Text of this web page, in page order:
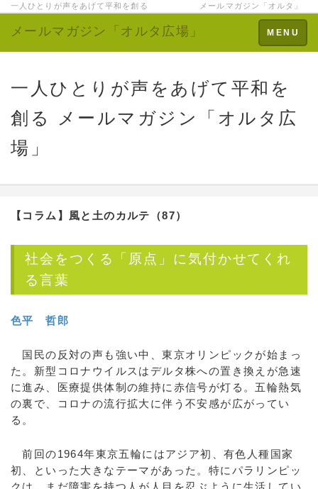
一人ひとりが声をあげて平和を創る メールマガジン「オルタ」
Toggle
navigation
MENU
メールマガジン「オルタ広場」
一人ひとりが声をあげて平和を
創る メールマガジン「オルタ広
場」
【コラム】風と土のカルテ（87）
社会をつくる「原点」に気付かせてくれ
る言葉
色平 哲郎
国民の反対の声も強い中、東京オリンピックが始まっ
た。新型コロナウイルスはデルタ株への置き換えが急速
に進み、医療提供体制の維持に赤信号が灯る。五輪熱気
の裏で、コロナの流行拡大に伴う不安感が広がってい
る。
前回の1964年東京五輪にはアジア初、有色人種国家
初、といった大きなテーマがあった。特にパラリンピッ
クは、まだ障害を持つ人が人目を忍ぶように生活してい